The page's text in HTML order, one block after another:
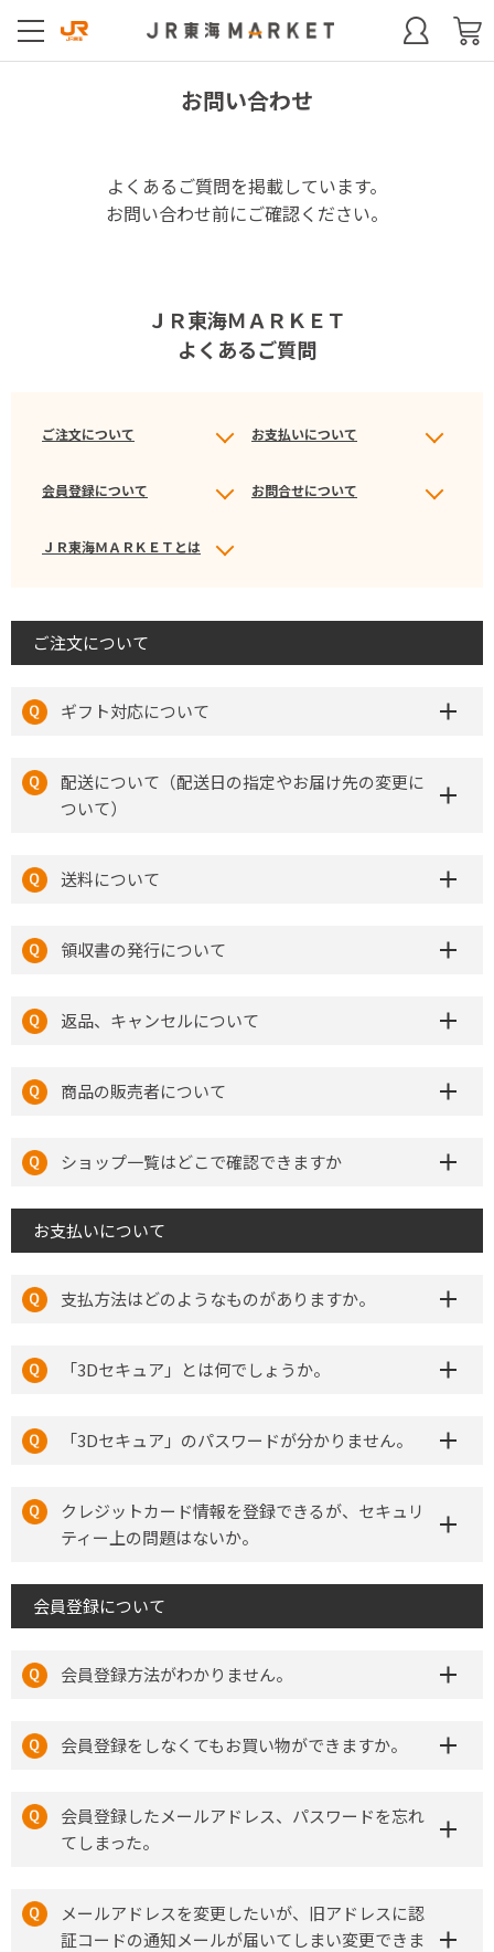
お問い合わせ
よくあるご質問を掲載しています。
お問い合わせ前にご確認ください。
ＪＲ東海ＭＡＲＫＥＴ
よくあるご質問
ご注文について お支払いについて
会員登録について お問合せについて
ＪＲ東海ＭＡＲＫＥＴとは
ご注文について
ギフト対応について
配送について（配送日の指定やお届け先の変更に
ついて）
送料について
領収書の発行について
返品、キャンセルについて
商品の販売者について
ショップ一覧はどこで確認できますか
お支払いについて
支払方法はどのようなものがありますか。
「3Dセキュア」とは何でしょうか。
「3Dセキュア」のパスワードが分かりません。
クレジットカード情報を登録できるが、セキュリ
ティー上の問題はないか。
会員登録について
会員登録方法がわかりません。
会員登録をしなくてもお買い物ができますか。
会員登録したメールアドレス、パスワードを忘れ
てしまった。
メールアドレスを変更したいが、旧アドレスに認
証コードの通知メールが届いてしまい変更できま